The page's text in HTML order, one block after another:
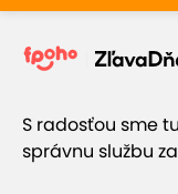
S radosťou sme
správnu službu